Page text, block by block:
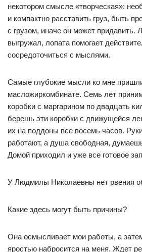
некотором смысле «творческая»:
и компактно расставить груз, быть
с грузом, иначе он может придавить.
выгружал, лопата помогает
сосредоточиться с мыслями.
Самые глубокие мысли ко мне
масложиркомбинате. Семь лет
коробки с маргарином по двадцать
берешь эти коробки с движущейся
их на поддоны все восемь часов.
работают, а душа свободная,
Домой приходил и уже все готовое
У Людмилы Николаевны нет рвения
Какие здесь могут быть причины?
Она осмысливает мои работы, а
яростью набросится на меня. Ждет